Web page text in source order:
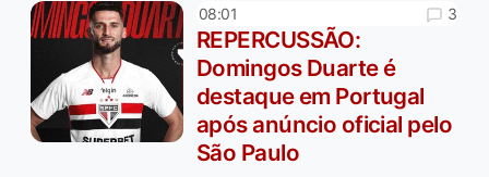
08:01 3
REPERCUSSÃO:
Domingos Duarte é
destaque em Portugal
após anúncio oficial pelo
São Paulo